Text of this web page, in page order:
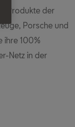
Produkte der
Porsche und
ihre 100%
Netz in der